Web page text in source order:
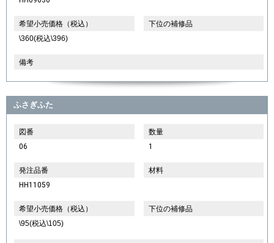
希望小売価格（税込）
\360(税込\396)
下位の補修品
備考
ふさぎふた
図番
06
数量
1
発注品番
HH11059
材料
希望小売価格（税込）
\95(税込\105)
下位の補修品